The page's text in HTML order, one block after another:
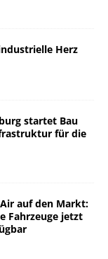
Herz
startet Bau
für die
auf den Markt:
Fahrzeuge jetzt